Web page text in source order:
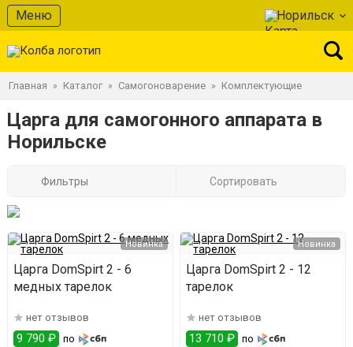
Меню Норильск
Главная » Каталог » Самогоноварение » Комплектующие
Царга для самогонного аппарата в
Норильске
Фильтры Сортировать
Новинка
Царга DomSpirt 2 - 6
медных тарелок
нет отзывов
9 790 ₽ по
Новинка
Царга DomSpirt 2 - 12
тарелок
нет отзывов
13 710 ₽ по